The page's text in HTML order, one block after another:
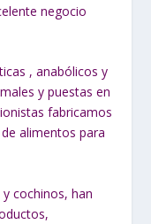
negocio
, anabólicos y
y puestas en
fabricamos
alimentos para
cochinos, han